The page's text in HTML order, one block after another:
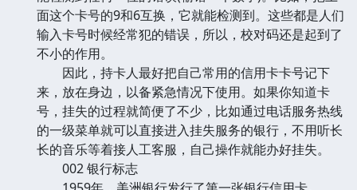
面这个卡号的9和6互换，它就能检测到。这些都是人们
输入卡号时候经常犯的错误，所以，校对码还是起到了
不小的作用。
因此，持卡人最好把自己常用的信用卡卡号记下
来，放在身边，以备紧急情况下使用。如果你知道卡
号，挂失的过程就简便了不少，比如通过电话服务热线
的一级菜单就可以直接进入挂失服务的银行，不用听长
长的音乐等着接人工客服，自己操作就能办好挂失。
002 银行标志